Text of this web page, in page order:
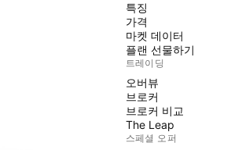
특징
가격
마켓 데이터
플랜 선물하기
트레이딩
오버뷰
브로커
브로커 비교
The Leap
스페셜 오퍼